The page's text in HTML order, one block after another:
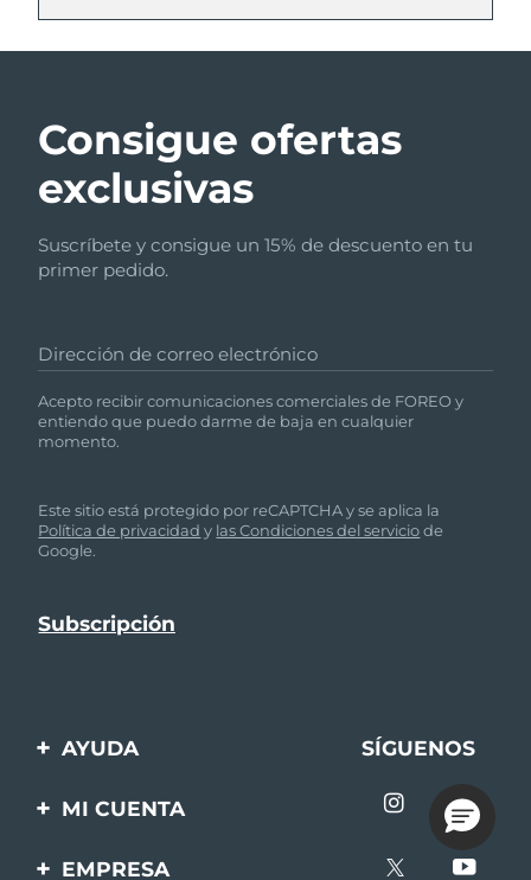
Consigue ofertas
exclusivas
Suscríbete y consigue un 15% de descuento en tu
primer pedido.
Dirección de correo electrónico
Acepto recibir comunicaciones comerciales de FOREO y
entiendo que puedo darme de baja en cualquier
momento.
Este sitio está protegido por reCAPTCHA y se aplica la
Política de privacidad y las Condiciones del serviciode
Google.
AYUDA
Contáctanos
SÍGUENOS
MI CUENTA
Registro de productos
EMPRESA